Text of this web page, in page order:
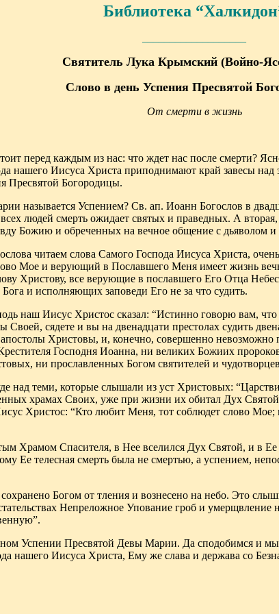
Библиотека
Святитель Лука Крымский (Войно-
Слово в день Успения Пресвятой
От смерти в жизнь
перед каждым из нас: что ждет нас после смерти?
нашего Иисуса Христа приподнимают край завесы
Пресвятой Богородицы.
называется Успением? Св. ап. Иоанн Богослов в
людей смерть ожидает святых и праведных. А
Божию и обреченных на вечное общение с дьяволом и
читаем слова Самого Господа Иисуса Христа,
Мое и верующий в Пославшего Меня имеет жизнь
Христову, все верующие в пославшего Его Отца
и исполняющих заповеди Его не за что судить.
наш Иисус Христос сказал: “Истинно говорю вам,
Своей, сядете и вы на двенадцати престолах судить
Христовы, и, конечно, совершенно
Господня Иоанна, ни великих Божиих
ни прославленных Богом святителей и
над теми, которые слышали из уст Христовых: “
храмах Своих, уже при жизни их обитал Дух
Христос: “Кто любит Меня, тот соблюдет слово
Храмом Спасителя, в Нее вселился Дух Святой, и в Ее
Ее телесная смерть была не смертью, а успением,
Богом от тления и вознесено на небо. Это
Непреложное Упование гроб и умерщвление
”.
Успении Пресвятой Девы Марии. Да сподобимся и
нашего Иисуса Христа, Ему же слава и держава со